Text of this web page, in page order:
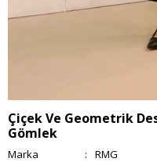
Çiçek Ve Geometrik
Gömlek
Marka :
RMG